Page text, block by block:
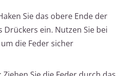
Sie das obere Ende der
Drückers ein. Nutzen Sie bei
die Feder sicher